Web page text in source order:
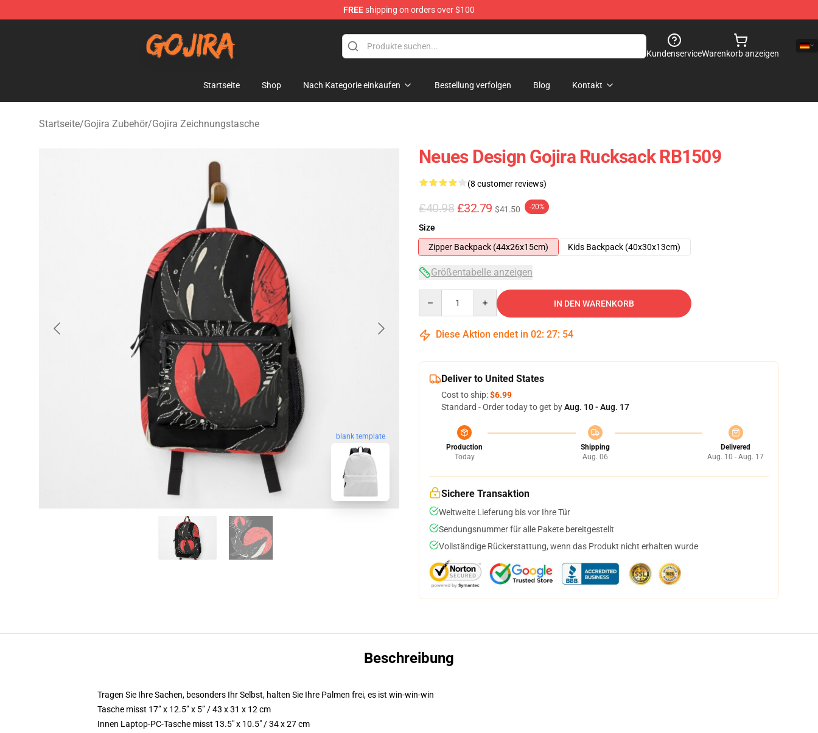
FREEshipping on orders over $100
KundenserviceWarenkorb anzeigen
Startseite Shop Nach Kategorie einkaufen Bestellung verfolgen Blog Kontakt
Startseite/Gojira Zubehör/Gojira Zeichnungstasche
blank template
Neues Design Gojira Rucksack RB1509
(8 customer reviews)
£40.98 £32.79 $41.50 -20%
Size
Zipper Backpack (44x26x15cm)
Kids Backpack (40x30x13cm)
Größentabelle anzeigen
IN DEN WARENKORB
Diese Aktion endet in 02: 27: 53
Deliver to United States
Cost to ship:$6.99
Standard - Order today to get byAug. 10 - Aug. 17
Production
Today
Shipping
Aug. 06
Delivered
Aug. 10 - Aug. 17
Sichere Transaktion
Weltweite Lieferung bis vor Ihre Tür
Sendungsnummer für alle Pakete bereitgestellt
Vollständige Rückerstattung, wenn das Produkt nicht erhalten wurde
Beschreibung
Tragen Sie Ihre Sachen, besonders Ihr Selbst, halten Sie Ihre Palmen frei, es ist win-win-win
Tasche misst 17” x 12.5” x 5” / 43 x 31 x 12 cm
Innen Laptop-PC-Tasche misst 13.5" x 10.5" / 34 x 27 cm